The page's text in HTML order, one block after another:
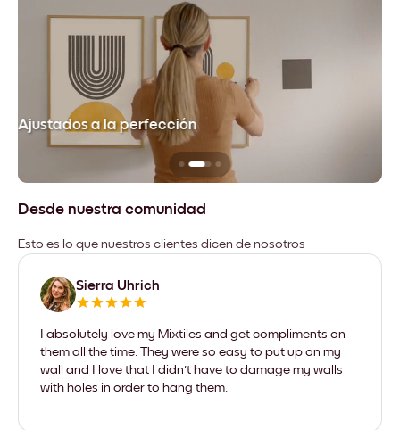
Ajustados a la perfección
Desde nuestra comunidad
Esto es lo que nuestros clientes dicen de nosotros
Sierra Uhrich
I absolutely love my Mixtiles and get compliments on
them all the time. They were so easy to put up on my
wall and I love that I didn't have to damage my walls
with holes in order to hang them.